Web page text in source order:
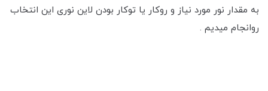
به مقدار نور مورد نیاز و روکار یا توکار بودن لاین نوری این انتخاب
رو‌انجام میدیم .